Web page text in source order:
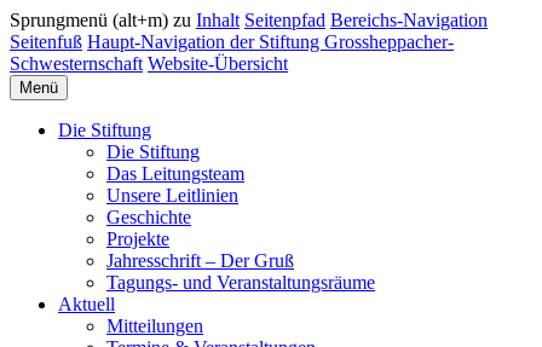
Sprungmenü (alt+m) zu Inhalt Seitenpfad Bereichs-Navigation
Seitenfuß Haupt-Navigation der Stiftung Grossheppacher-
Schwesternschaft Website-Übersicht
Menü
Die Stiftung
Die Stiftung
Das Leitungsteam
Unsere Leitlinien
Geschichte
Projekte
Jahresschrift – Der Gruß
Tagungs- und Veranstaltungsräume
Aktuell
Mitteilungen